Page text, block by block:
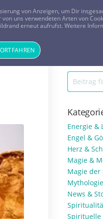
FRAGEN?
Magazin
Energie &
Engel &
Herz &
Magie &
Magie der
News &
von Anzeigen, um Dir
uns verwendeten Arten von
erneut aufrufst. Weitere